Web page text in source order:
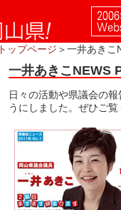
トップページ ＞一井あきこ
一井あきこNEWS
日々の活動や県議会の
うにしました。ぜひご